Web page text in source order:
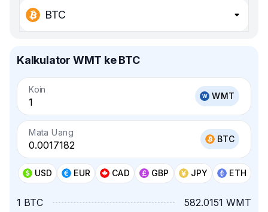
BTC
Kalkulator WMT ke BTC
Koin
WMT
Mata Uang
BTC
USD EUR CAD GBP JPY ETH
1 BTC 582.0151 WMT